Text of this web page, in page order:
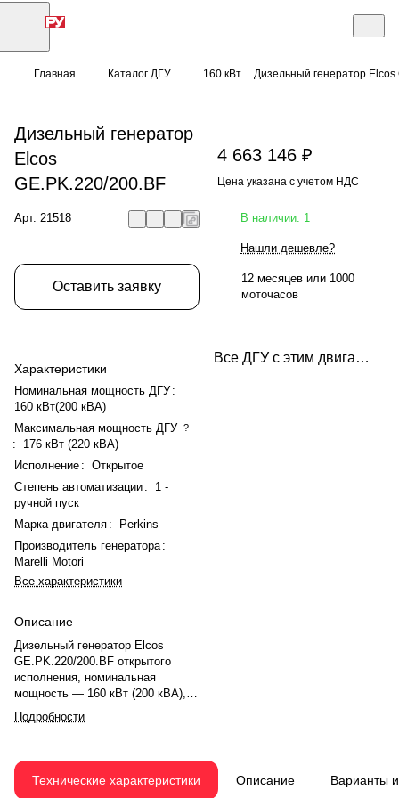
Главная Каталог ДГУ 160 кВт Дизельный генератор Elcos
Дизельный генератор
Elcos
GE.PK.220/200.BF
Арт. 21518
Оставить заявку
Характеристики
Номинальная мощность ДГУ :
160 кВт(200 кВА)
Максимальная мощность ДГУ ?
:
176 кВт (220 кВА)
Исполнение : Открытое
Степень автоматизации :
1 -
ручной пуск
Марка двигателя :
Perkins
Производитель генератора :
Marelli Motori
Все характеристики
Описание
Дизельный генератор Elcos
GE.PK.220/200.BF открытого
исполнения, номинальная
мощность — 160 кВт (200 кВА),
максимальная — 176 кВт (220
кВА). Двигатель Perkins 1106A-
регулятором оборотов. Система
охлаждения жидкостная. Частота
Подробности
4 663 146 ₽
Цена указана с учетом НДС
В наличии: 1
Нашли дешевле?
12 месяцев или 1000
моточасов
Все ДГУ с этим двигателем
Технические характеристики Описание Варианты